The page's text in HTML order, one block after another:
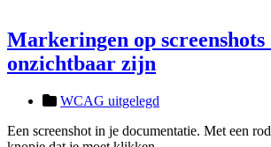
Markeringen op screenshots
onzichtbaar zijn
WCAG uitgelegd
Een screenshot in je documentatie. Met een